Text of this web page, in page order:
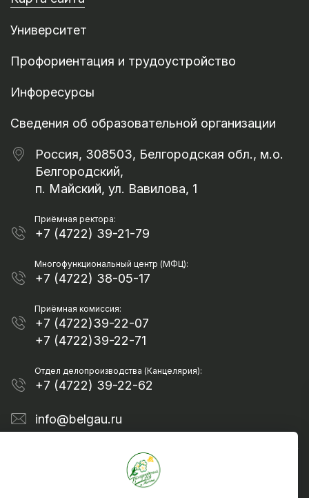
Университет
Профориентация и трудоустройство
Инфоресурсы
Сведения об образовательной организации
Россия, 308503, Белгородская обл., м.о.
Белгородский,
п. Майский, ул. Вавилова, 1
Приёмная ректора:
+7 (4722) 39-21-79
Многофункциональный центр (МФЦ):
+7 (4722) 38-05-17
Приёмная комиссия:
+7 (4722)39-22-07
+7 (4722)39-22-71
Отдел делопроизводства (Канцелярия):
+7 (4722) 39-22-62
info@belgau.ru